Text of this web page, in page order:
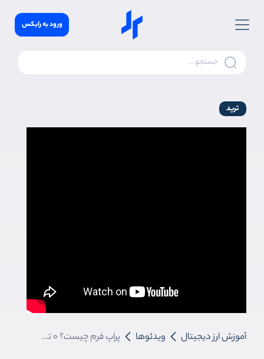
ورود به رابکس
ترید
آموزش ارز دیجیتال ویدئوها پراپ فرم چیست؟ 0 تا 100 جذب سرمایه با پراپ